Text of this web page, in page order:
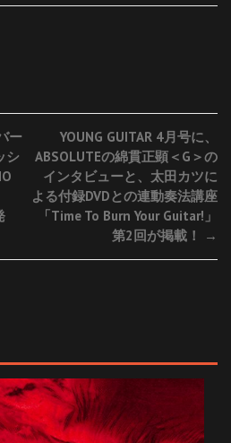
ー
シ
YOUNG GUITAR 4月号に、
ABSOLUTEの綿貫正顕＜G＞の
インタビューと、太田カツに
よる付録DVDとの連動奏法講座
「Time To Burn Your Guitar!」
第2回が掲載！
→